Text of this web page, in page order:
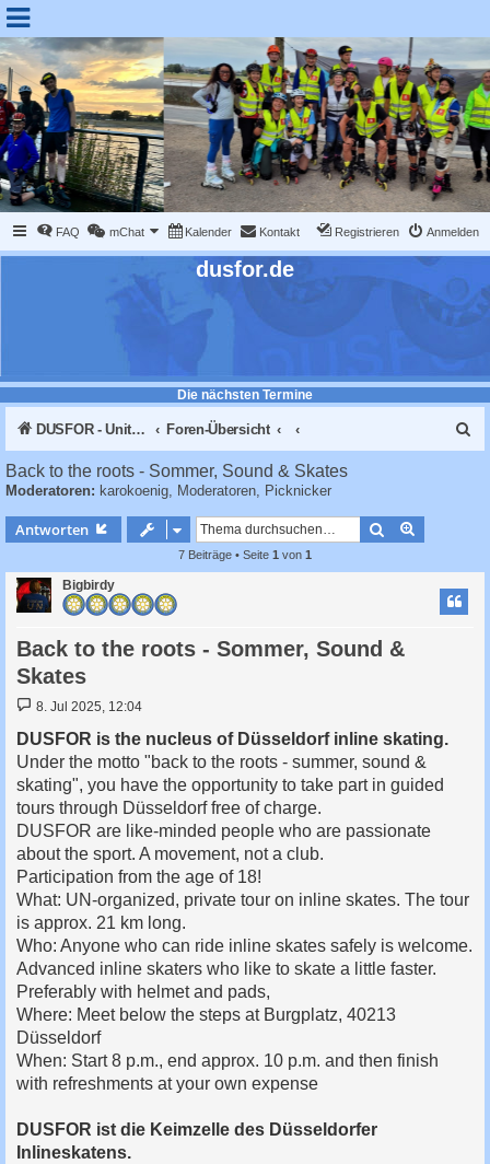
FAQ mChat Kalender Kontakt Anmelden
Registrieren
dusfor.de
Die nächsten Termine
DUSFOR - United Sk8 Nations :: Inline skaten in Düsseldorf Foren-Übersicht
Back to the roots - Sommer, Sound & Skates
Moderatoren: karokoenig, Moderatoren, Picknicker
Antworten Suche
7 Beiträge • Seite 1 von 1
Bigbirdy
Back to the roots - Sommer, Sound &
Skates
B
i
t
r
a
g
8. Jul 2025, 12:04
DUSFOR is the nucleus of Düsseldorf inline skating.
Under the motto "back to the roots - summer, sound &
skating", you have the opportunity to take part in guided
tours through Düsseldorf free of charge.
DUSFOR are like-minded people who are passionate
about the sport. A movement, not a club.
Participation from the age of 18!
What: UN-organized, private tour on inline skates. The tour
is approx. 21 km long.
Who: Anyone who can ride inline skates safely is welcome.
Advanced inline skaters who like to skate a little faster.
Preferably with helmet and pads,
Where: Meet below the steps at Burgplatz, 40213
Düsseldorf
When: Start 8 p.m., end approx. 10 p.m. and then finish
with refreshments at your own expense
DUSFOR ist die Keimzelle des Düsseldorfer
Inlineskatens.